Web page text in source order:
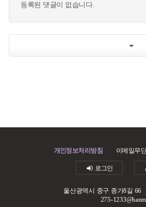
등록된 댓글이 없습니다.
개인정보처리방침 이메일무
로그인
울산광역시 중구 종가8길 66
275-